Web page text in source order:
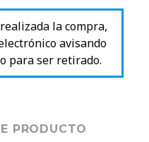
la compra,
avisando
para ser retirado.
PRODUCTO